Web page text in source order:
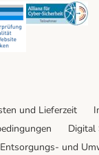
Security
und Lieferzeit
Digital
Entsorgungs- und